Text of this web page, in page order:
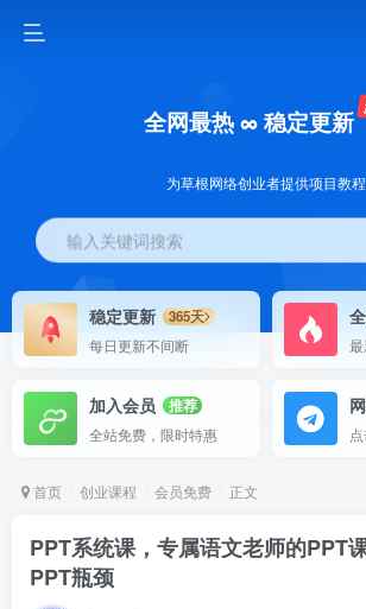
全网最热 ∞ 稳定更新
为草根网络创业者提供项目教程
输入关键词搜索
稳定更新
365天
每日更新不间断
加入会员
推荐
全站免费，限时特惠
首页 创业课程 会员免费 正文
PPT系统课，专属语文老师的PPT
PPT瓶颈